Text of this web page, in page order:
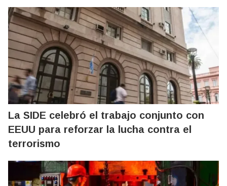
La SIDE celebró el trabajo conjunto con
EEUU para reforzar la lucha contra el
terrorismo